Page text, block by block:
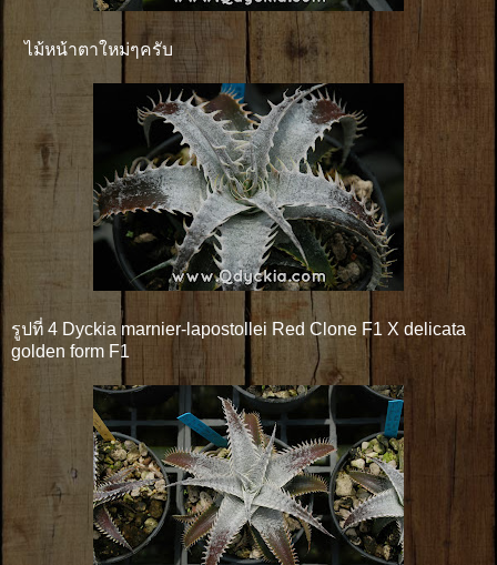
ไม้หน้าตาใหม่ๆครับ
รูปที่ 4 Dyckia marnier-lapostollei Red Clone F1 X delicata
golden form F1